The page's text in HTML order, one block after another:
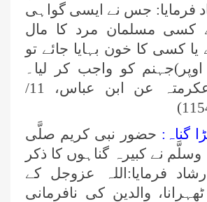
فرمایا: جس نے ایسی گواہی
مسلمان مرد کا مال
یا کسی کا خون بہایا جائے تو
کو واجب کر لیا۔
(معجم کبیر،عکرمتہ عن ابن عباس، 11/
حضور نبی کریم صلَّی
وسلَّم نے کبیرہ گناہوں کا ذکر
فرمایا:اللہ عزوجل کے
والدین کی نافرمانی